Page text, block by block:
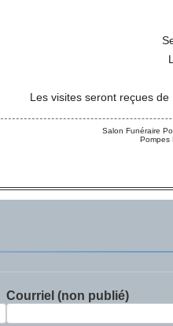
Les visites seront reçues
Salon Funéraire
Pompes
Courriel (non publié)